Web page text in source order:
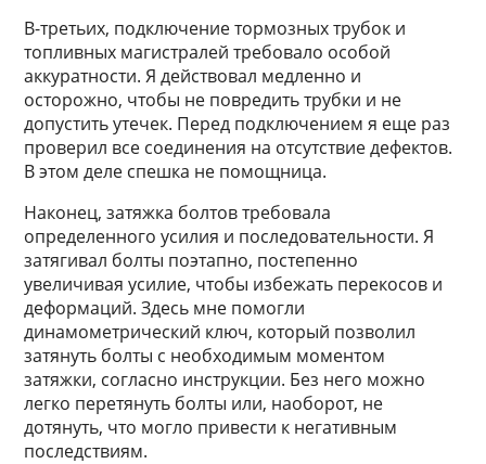
В-третьих, подключение тормозных трубок и
топливных магистралей требовало особой
аккуратности. Я действовал медленно и
осторожно, чтобы не повредить трубки и не
допустить утечек. Перед подключением я еще раз
проверил все соединения на отсутствие дефектов.
В этом деле спешка не помощница.
Наконец, затяжка болтов требовала
определенного усилия и последовательности. Я
затягивал болты поэтапно, постепенно
увеличивая усилие, чтобы избежать перекосов и
деформаций. Здесь мне помогли
динамометрический ключ, который позволил
затянуть болты с необходимым моментом
затяжки, согласно инструкции. Без него можно
легко перетянуть болты или, наоборот, не
дотянуть, что могло привести к негативным
последствиям.